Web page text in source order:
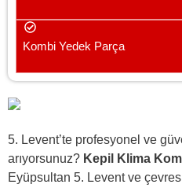
Kombi Yedek Parça
5. Levent’te profesyonel ve
arıyorsunuz? Kepil Klima
Eyüpsultan 5. Levent ve